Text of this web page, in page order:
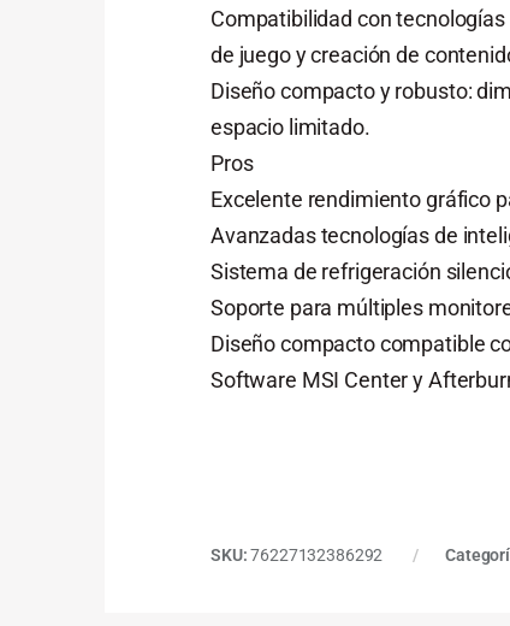
Compatibilidad con tecnologías
de juego y creación de
Diseño compacto y robusto:
espacio limitado.
Pros
Excelente rendimiento gráfico
Avanzadas tecnologías de
Sistema de refrigeración
Soporte para múltiples
Diseño compacto compatible
Software MSI Center y
SKU:76227132386292